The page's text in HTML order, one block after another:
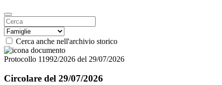
Cerca anche nell'archivio storico
Protocollo 11992/2026 del 29/07/2026
Circolare del 29/07/2026